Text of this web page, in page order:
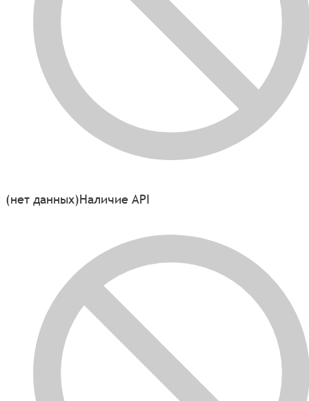
(нет данных)Наличие API